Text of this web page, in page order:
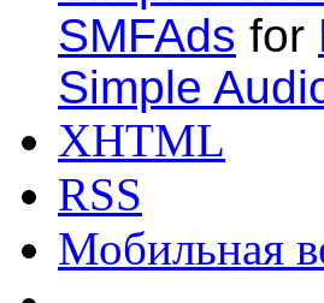
SMFAds for
Simple
XHTML
RSS
Мобильная